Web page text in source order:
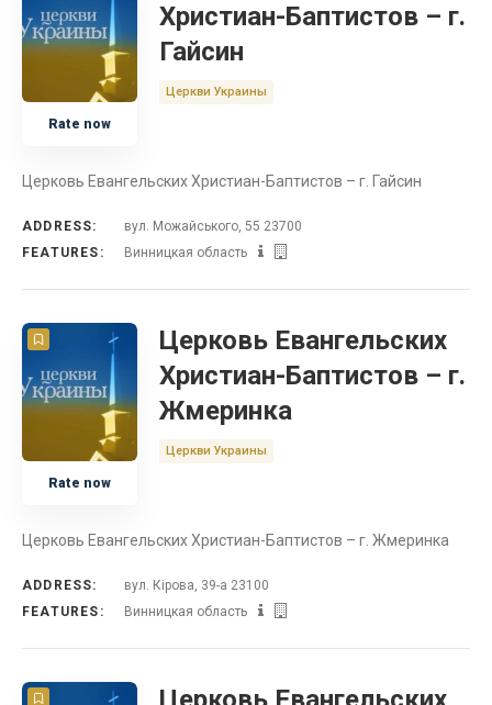
Rate now
Христиан-Баптистов – г.
Гайсин
Церкви Украины
Церковь Евангельских Христиан-Баптистов – г. Гайсин
ADDRESS:
вул. Можайського, 55 23700
FEATURES:
Винницкая область
Rate now
Церковь Евангельских
Христиан-Баптистов – г.
Жмеринка
Церкви Украины
Церковь Евангельских Христиан-Баптистов – г. Жмеринка
ADDRESS:
вул. Кірова, 39-а 23100
FEATURES:
Винницкая область